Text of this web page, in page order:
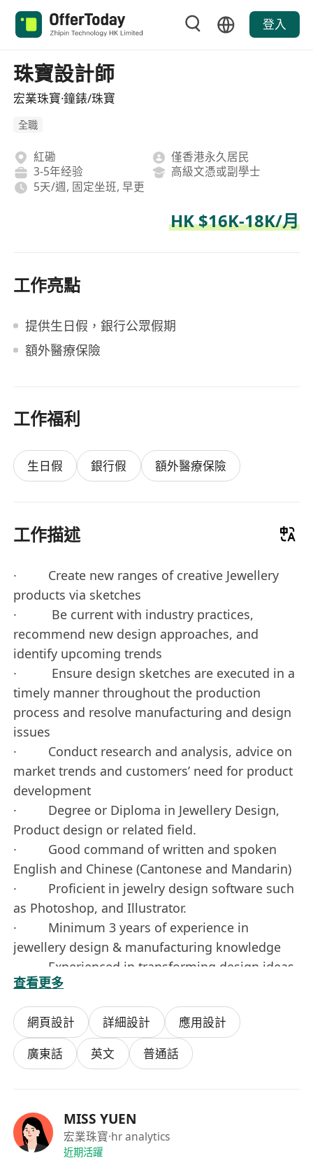
登入
珠寶設計師
宏業珠寶·鐘錶/珠寶
全職
紅磡
僅香港永久居民
3-5年经验
高級文憑或副學士
5天/週, 固定坐班, 早更
HK $16K-18K/月
工作亮點
提供生日假，銀行公眾假期
額外醫療保險
工作福利
生日假 銀行假 額外醫療保險
工作描述
· Create new ranges of creative Jewellery
products via sketches
· Be current with industry practices,
recommend new design approaches, and
identify upcoming trends
· Ensure design sketches are executed in a
timely manner throughout the production
process and resolve manufacturing and design
issues
· Conduct research and analysis, advice on
market trends and customers’ need for product
development
· Degree or Diploma in Jewellery Design,
Product design or related field.
· Good command of written and spoken
English and Chinese (Cantonese and Mandarin)
· Proficient in jewelry design software such
as Photoshop, and Illustrator.
· Minimum 3 years of experience in
jewellery design & manufacturing knowledge
· Experienced in transforming design ideas
into finished products, knowledge in jewellery
products.
· Experience with 3-D design software and
computer skills will be an advantage.
Creative, independent detail-oriented and ability
· Passionate about for luxury and
innovative design
· Good hand sketching and knowledge in
查看更多
網頁設計 詳細設計
應用設計
廣東話
英文 普通話
MISS YUEN
宏業珠寶·hr analytics
近期活躍